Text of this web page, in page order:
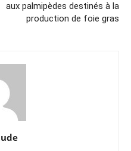
aux palmipèdes destinés à la
production de foie gras